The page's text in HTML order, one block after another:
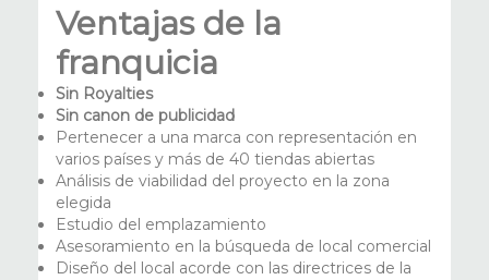
Ventajas de la
franquicia
Sin Royalties
Sin canon de publicidad
Pertenecer a una marca con representación en
varios países y más de 40 tiendas abiertas
Análisis de viabilidad del proyecto en la zona
elegida
Estudio del emplazamiento
Asesoramiento en la búsqueda de local comercial
Diseño del local acorde con las directrices de la